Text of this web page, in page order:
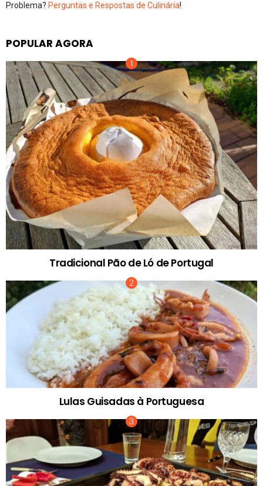
Problema? Perguntas e Respostas de Culinária!
POPULAR AGORA
Tradicional Pão de Ló de Portugal
Lulas Guisadas à Portuguesa